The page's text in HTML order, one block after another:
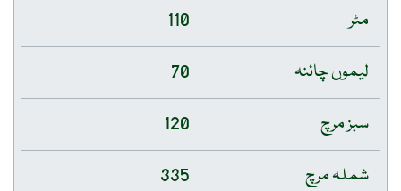
مٹر
110
لیموں چائنہ
70
سبز مرچ
120
شملہ مرچ
335